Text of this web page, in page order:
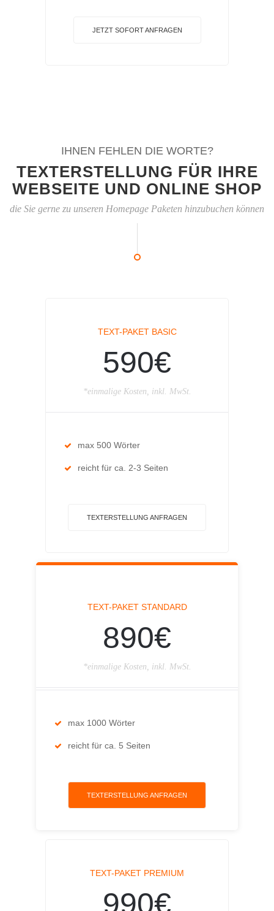
JETZT SOFORT ANFRAGEN
IHNEN FEHLEN DIE WORTE?
TEXTERSTELLUNG FÜR IHRE
WEBSEITE UND ONLINE SHOP
die Sie gerne zu unseren Homepage Paketen hinzubuchen können
TEXT-PAKET BASIC
590€
*einmalige Kosten, inkl. MwSt.
max 500 Wörter
reicht für ca. 2-3 Seiten
TEXTERSTELLUNG ANFRAGEN
TEXT-PAKET STANDARD
890€
*einmalige Kosten, inkl. MwSt.
max 1000 Wörter
reicht für ca. 5 Seiten
TEXTERSTELLUNG ANFRAGEN
TEXT-PAKET PREMIUM
990€